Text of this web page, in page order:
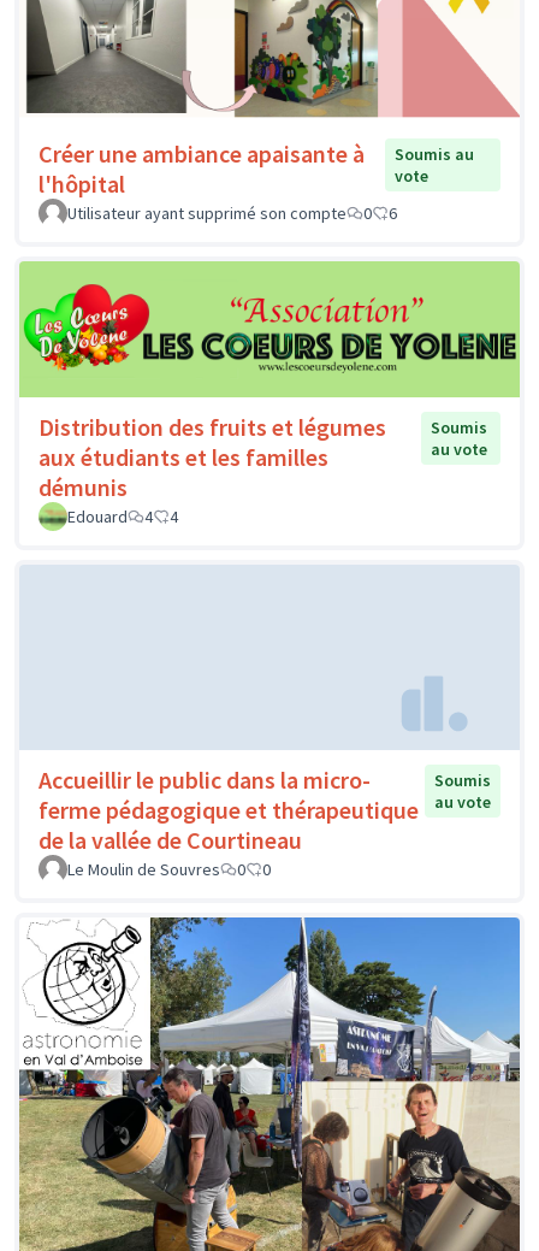
Créer une ambiance apaisante à
l'hôpital
Soumis au
vote
Utilisateur ayant supprimé son compte
0 6
Distribution des fruits et légumes
aux étudiants et les familles
démunis
Soumis
au vote
Edouard 4 4
Accueillir le public dans la micro-
ferme pédagogique et thérapeutique
de la vallée de Courtineau
Soumis
au vote
Le Moulin de Souvres 0 0